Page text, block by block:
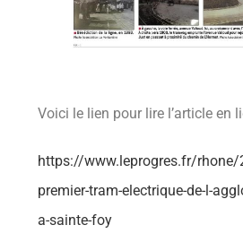
Voici le lien pour lire l’article en
https://www.leprogres.fr/
premier-tram-electrique-de-l-
a-sainte-foy